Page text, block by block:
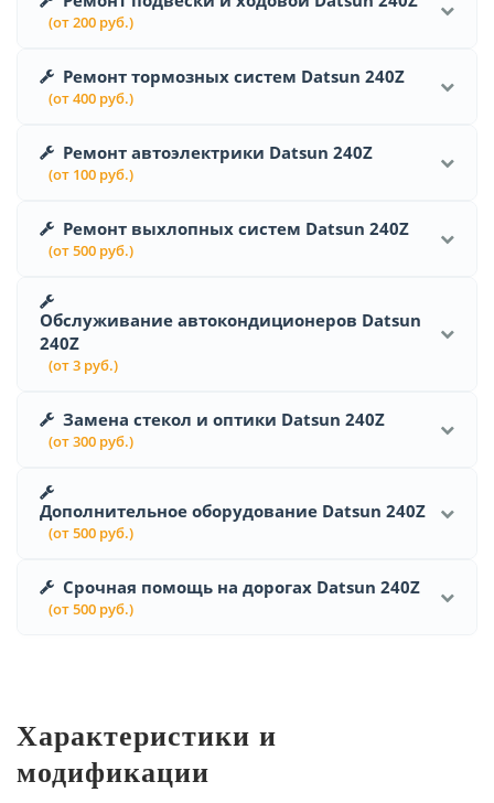
(от 200 руб.)
Ремонт тормозных систем Datsun 240Z
(от 400 руб.)
Ремонт автоэлектрики Datsun 240Z
(от 100 руб.)
Ремонт выхлопных систем Datsun 240Z
(от 500 руб.)
Обслуживание автокондиционеров Datsun
240Z
(от 3 руб.)
Замена стекол и оптики Datsun 240Z
(от 300 руб.)
Дополнительное оборудование Datsun 240Z
(от 500 руб.)
Срочная помощь на дорогах Datsun 240Z
(от 500 руб.)
Характеристики и
модификации